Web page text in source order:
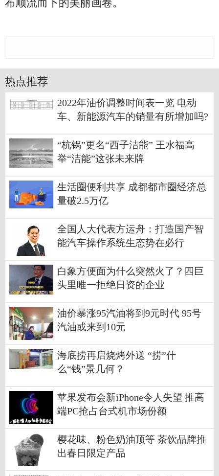
布顺流而下的美丽画卷。
热点推荐
2022年油价调整时间表一览 电动
车、新能源汽车的销量有所增加吗?
“杭锅”更名“西子洁能” 王水福高
举“洁能”这张未来牌
生活圈便利共享 成都都市圈经济总
量破2.5万亿
全国人大代表方运舟：打造国产智
能汽车操作系统生态势在必行
白象方便面为什么突然火了？四巨
头里唯一拒绝日资的企业
油价暴涨95汽油将到9元时代 95号
汽油或来到10元
海底捞再启烧烤外送 “捞”什
么“钱”景几何？
苹果发布会新iPhone令人失望 推高
端PC抢占台式机市场份额
樱花味、粉色奶油顶等 茶饮品牌推
出春日限定产品